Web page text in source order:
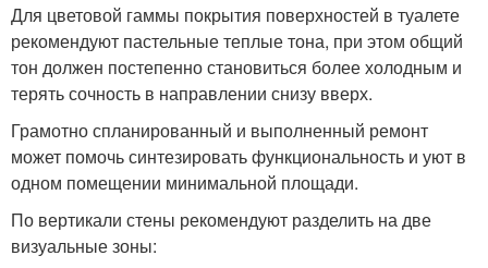
Для цветовой гаммы покрытия поверхностей в туалете
рекомендуют пастельные теплые тона, при этом общий
тон должен постепенно становиться более холодным и
терять сочность в направлении снизу вверх.
Грамотно спланированный и выполненный ремонт
может помочь синтезировать функциональность и уют в
одном помещении минимальной площади.
По вертикали стены рекомендуют разделить на две
визуальные зоны: